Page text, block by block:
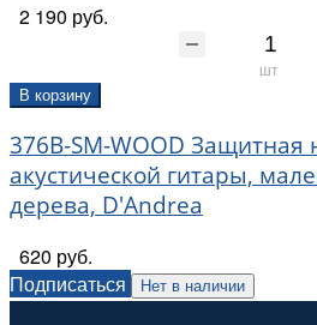
2 190 руб.
шт
В корзину
376B-SM-WOOD Защитная
акустической гитары,
дерева, D'Andrea
620 руб.
Подписаться
Нет в наличии